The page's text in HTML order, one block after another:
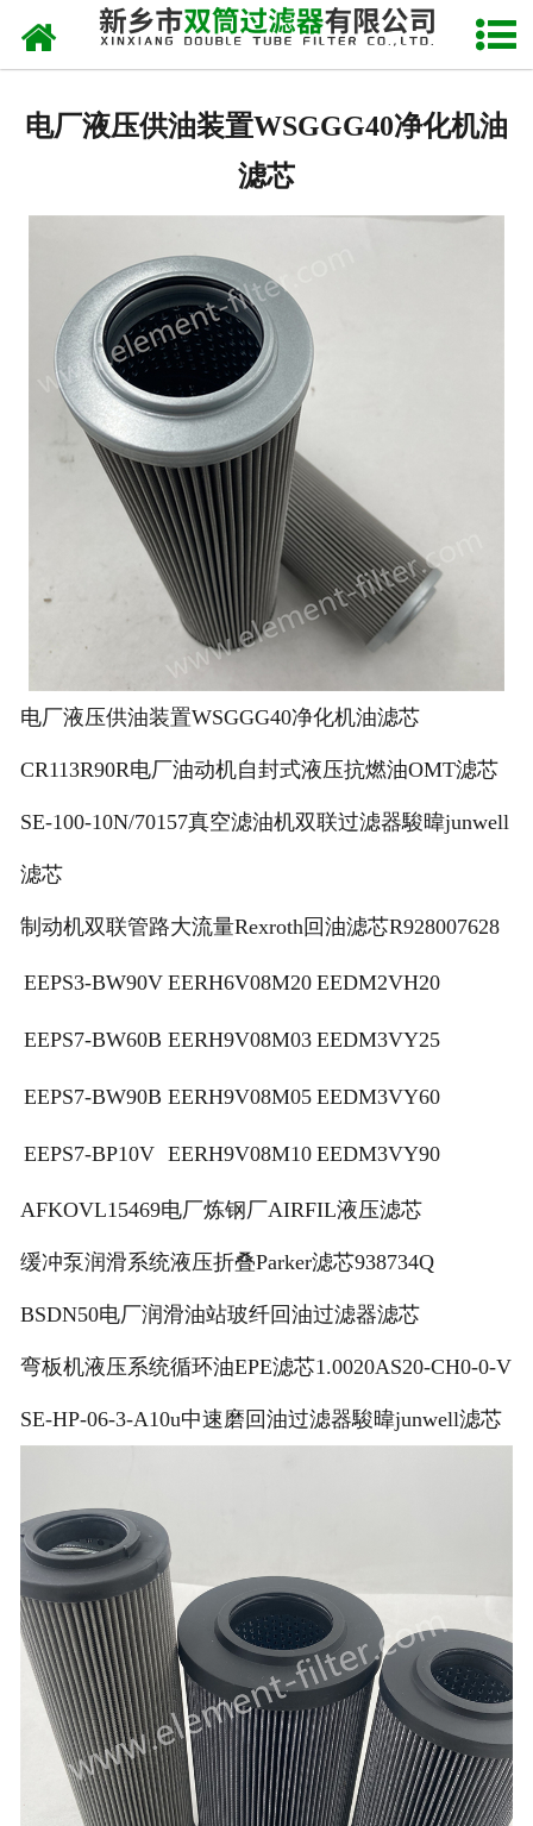
网站首页
新闻中心
电厂液压供油装置WSGGG40净化机油
滤芯
电厂液压供油装置WSGGG40净化机油滤芯
CR113R90R电厂油动机自封式液压抗燃油OMT滤芯
SE-100-10N/70157真空滤油机双联过滤器駿暐junwell
滤芯
制动机双联管路大流量Rexroth回油滤芯R928007628
EEPS3-BW90V EERH6V08M20 EEDM2VH20
EEPS7-BW60B EERH9V08M03 EEDM3VY25
EEPS7-BW90B EERH9V08M05 EEDM3VY60
EEPS7-BP10V EERH9V08M10 EEDM3VY90
AFKOVL15469电厂炼钢厂AIRFIL液压滤芯
缓冲泵润滑系统液压折叠Parker滤芯938734Q
BSDN50电厂润滑油站玻纤回油过滤器滤芯
弯板机液压系统循环油EPE滤芯1.0020AS20-CH0-0-V
SE-HP-06-3-A10u中速磨回油过滤器駿暐junwell滤芯